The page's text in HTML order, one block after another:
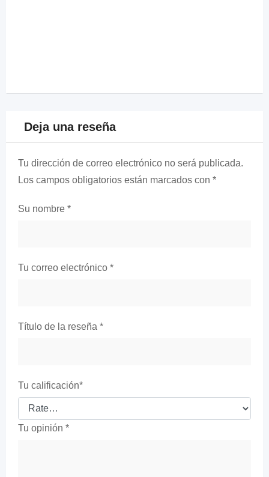
Deja una reseña
Tu dirección de correo electrónico no será publicada.
Los campos obligatorios están marcados con *
Su nombre *
Tu correo electrónico *
Título de la reseña *
Tu calificación*
Tu opinión *